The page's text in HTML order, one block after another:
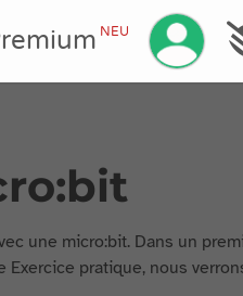
NEU Ihr Konto
une micro:bit. Dans un
pratique, nous